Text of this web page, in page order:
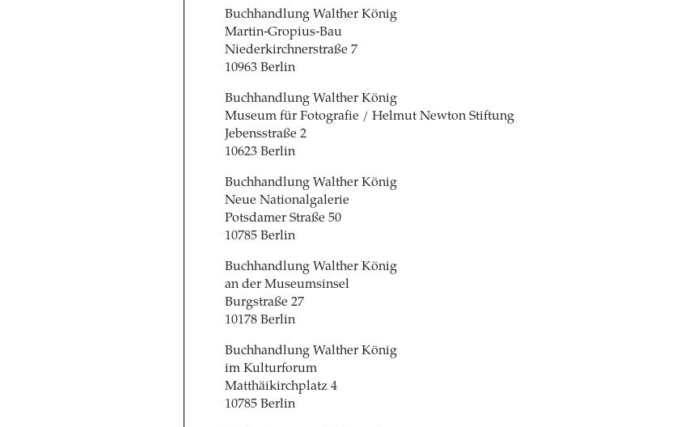
Buchhandlung Walther König
Martin-Gropius-Bau
Niederkirchnerstraße 7
10963 Berlin
Buchhandlung Walther König
Museum für Fotografie / Helmut Newton Stiftung
Jebensstraße 2
10623 Berlin
Buchhandlung Walther König
Neue Nationalgalerie
Potsdamer Straße 50
10785 Berlin
Buchhandlung Walther König
an der Museumsinsel
Burgstraße 27
10178 Berlin
Buchhandlung Walther König
im Kulturforum
Matthäikirchplatz 4
10785 Berlin